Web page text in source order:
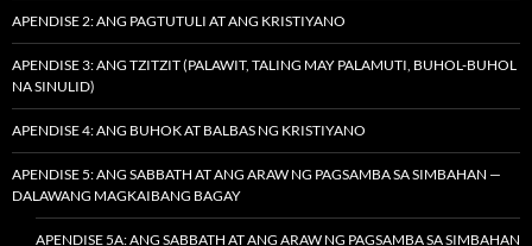
APENDISE 2: ANG PAGTUTULI AT ANG KRISTIYANO
APENDISE 3: ANG TZITZIT (PALAWIT, TALING MAY PALAMUTI, BUHOL-BUHOL
NA SINULID)
APENDISE 4: ANG BUHOK AT BALBAS NG KRISTIYANO
APENDISE 5: ANG SABBATH AT ANG ARAW NG PAGSAMBA SA SIMBAHAN —
DALAWANG MAGKAIBANG BAGAY
APENDISE 5A: ANG SABBATH AT ANG ARAW NG PAGSAMBA SA SIMBAHAN